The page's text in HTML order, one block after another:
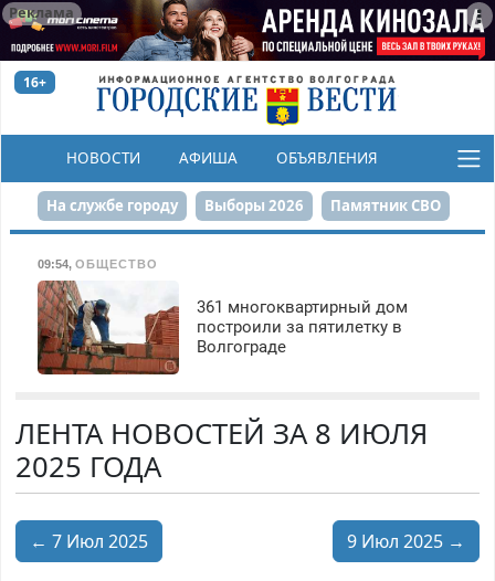
Реклама
16+
НОВОСТИ АФИША ОБЪЯВЛЕНИЯ
КОНКУРСЫ
На службе городу Выборы 2026 Памятник СВО
Набережная День Победы Реконструкция ЦПКиО
80-летие Победы Парк Героев-летчиков
09:54, ОБЩЕСТВО
361 многоквартирный дом
построили за пятилетку в
Волгограде
ЛЕНТА НОВОСТЕЙ ЗА 8 ИЮЛЯ
2025 ГОДА
← 7 Июл 2025 9 Июл 2025 →